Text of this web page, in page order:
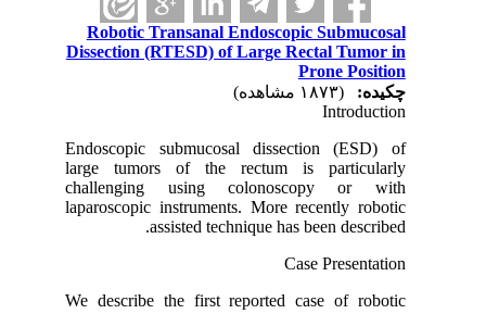
Robotic Transanal Endoscopic Submucosal
Dissection (RTESD) of Large Rectal Tumor in
Prone Position
چکیده:
Introduction
Endoscopic submucosal dissection (ESD) of
large tumors of the rectum is particularly
challenging using colonoscopy or with
laparoscopic instruments. More recently robotic
assisted technique has been described.
Case Presentation
We describe the first reported case of robotic